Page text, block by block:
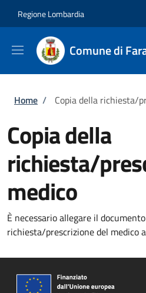
Regione Lombardia
Comune di
Briciole di pane
Home / Copia della richiesta/
Copia della
richiesta/
medico
È necessario allegare il
richiesta/prescrizione del medico